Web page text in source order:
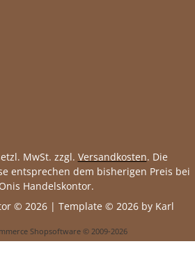
MwSt. zzgl. Versandkosten. Die
entsprechen dem bisherigen Preis bei
Handelskontor.
© 2026 | Template © 2026 by Karl
Shopsoftware © 2009-2026